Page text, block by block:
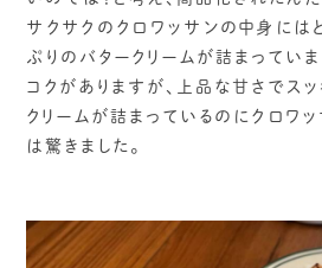
サクサクのクロワッサンの中身には
ぷりのバタークリームが詰まっていま
コクがありますが、上品な甘さでスッ
クリームが詰まっているのにクロワ
は驚きました。